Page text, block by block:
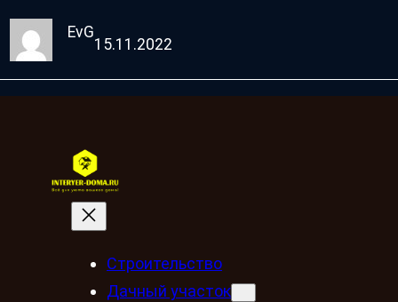
EvG
15.11.2022
Строительство
Дачный участок